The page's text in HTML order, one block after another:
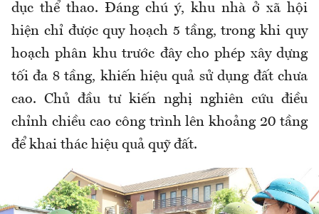
dục thể thao. Đáng chú ý, khu nhà ở xã hội
hiện chỉ được quy hoạch 5 tầng, trong khi quy
hoạch phân khu trước đây cho phép xây dựng
tối đa 8 tầng, khiến hiệu quả sử dụng đất chưa
cao. Chủ đầu tư kiến nghị nghiên cứu điều
chỉnh chiều cao công trình lên khoảng 20 tầng
để khai thác hiệu quả quỹ đất.